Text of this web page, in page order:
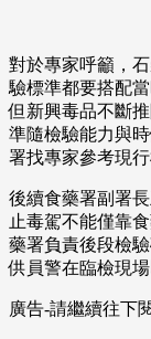
對於專家呼籲，
驗標準都要搭配
但新興毒品不斷
準隨檢驗能力與
署找專家參考現
後續食藥署副署
止毒駕不能僅靠
藥署負責後段檢
供員警在臨檢現
廣告-請繼續往下